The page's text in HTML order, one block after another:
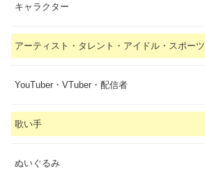
キャラクター
アーティスト・タレント・アイドル・スポーツ
YouTuber・VTuber・配信者
歌い手
ぬいぐるみ